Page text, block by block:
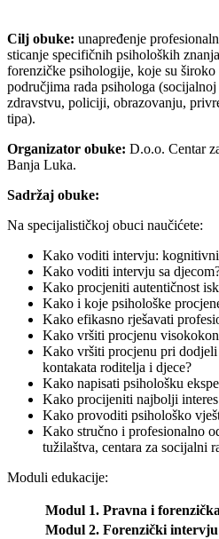
Cilj obuke: unapređenje
sticanje specifičnih psiholoških
forenzičke psihologije, koje su
područjima rada psihologa
zdravstvu, policiji, obrazovanju,
tipa).
Organizator obuke: D.o.o. Centar
Banja Luka.
Sadržaj obuke:
Na specijalističkoj obuci naučićete:
Kako voditi intervju:
Kako voditi intervju sa
Kako procjeniti autentičnost
Kako i koje psihološke
Kako efikasno rješavati
Kako vršiti procjenu
Kako vršiti procjenu pri dodjeli
kontakata roditelja i djece?
Kako napisati psihološku
Kako procijeniti najbolji interes
Kako provoditi psihološko
Kako stručno i profesionalno
tužilaštva, centara za socijalni
Moduli edukacije:
Modul 1. Pravna i
Modul 2. Forenzički intervju